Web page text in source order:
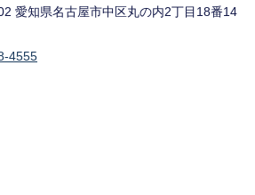
愛知県名古屋市中区丸の内2丁目18番14
4555